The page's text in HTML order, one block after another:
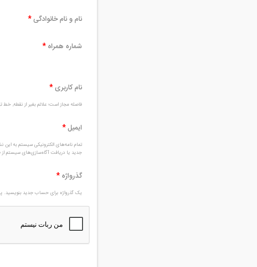
نام و نام خانوادگی*
شماره همراه *
نام کاربری *
فاصله مجاز است؛ علائم بغیر از نقطه,
ایمیل*
تمام نامه‌های الکترونیکی سیستم به این
جدید یا دریافت آگاه‌سازی‌های سیستم
گذرواژه *
یک گذرواژه برای حساب جدید بنویسید.